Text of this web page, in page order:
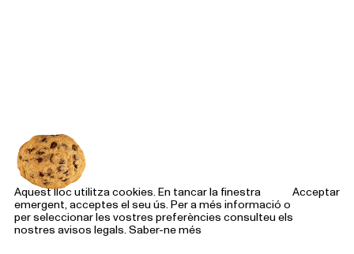
Aquest lloc utilitza cookies. En tancar la finestra
emergent, acceptes el seu ús. Per a més informació o
per seleccionar les vostres preferències consulteu els
nostres avisos legals. Saber-ne més
Acceptar